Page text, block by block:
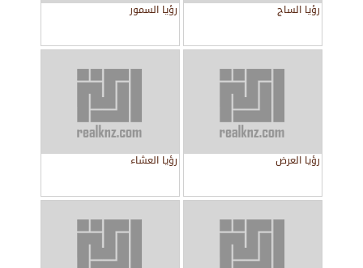
رؤيا الساج رؤيا السمور
رؤيا العرض رؤيا العشاء